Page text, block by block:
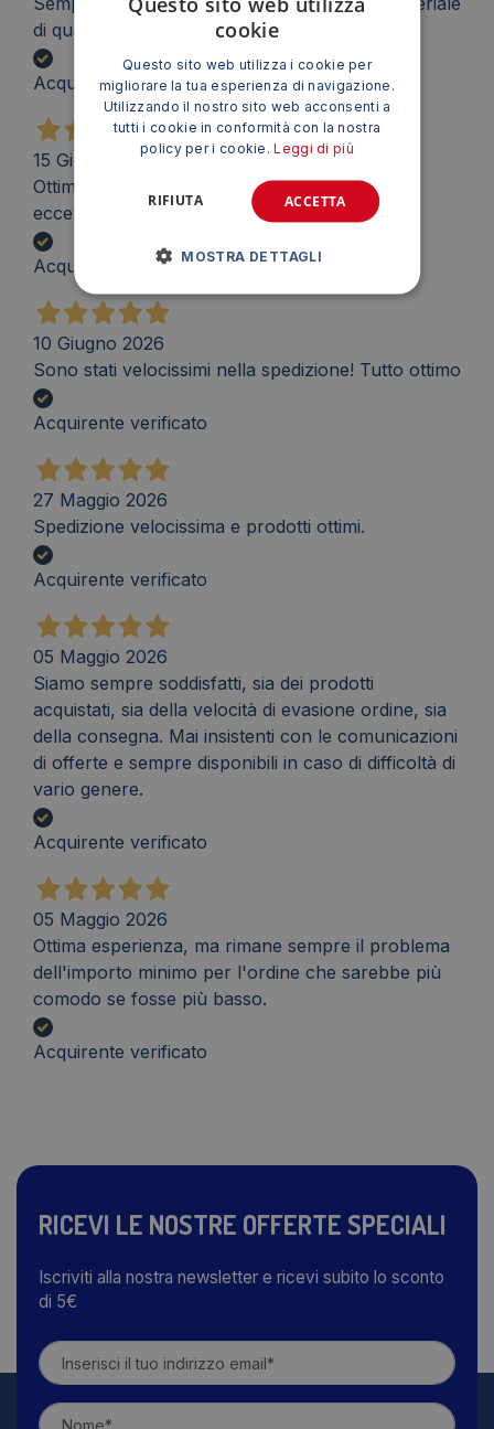
di qualità
Acquirente verificato
15 Giugno 2026
Ottima facilità e immediatezza di acquisto e
eccellenti tempistiche di consegna.
Acquirente verificato
10 Giugno 2026
Sono stati velocissimi nella spedizione! Tutto ottimo
Acquirente verificato
27 Maggio 2026
Spedizione velocissima e prodotti ottimi.
Acquirente verificato
05 Maggio 2026
Siamo sempre soddisfatti, sia dei prodotti
acquistati, sia della velocità di evasione ordine, sia
della consegna. Mai insistenti con le comunicazioni
di offerte e sempre disponibili in caso di difficoltà di
vario genere.
Acquirente verificato
05 Maggio 2026
Ottima esperienza, ma rimane sempre il problema
dell'importo minimo per l'ordine che sarebbe più
comodo se fosse più basso.
Acquirente verificato
RICEVI LE NOSTRE OFFERTE SPECIALI
Iscriviti alla nostra newsletter e ricevi subito lo sconto
di 5€
cookie
Questo sito web utilizza i cookie per
migliorare la tua esperienza di navigazione.
Utilizzando il nostro sito web acconsenti a
tutti i cookie in conformità con la nostra
policy per i cookie.Leggi di più
ACCETTA
RIFIUTA
MOSTRA DETTAGLI